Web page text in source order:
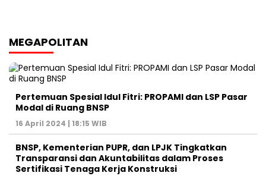
MEGAPOLITAN
Pertemuan Spesial Idul Fitri: PROPAMI dan LSP Pasar
Modal di Ruang BNSP
16 April 2024 | 18:15 WIB
BNSP, Kementerian PUPR, dan LPJK Tingkatkan
Transparansi dan Akuntabilitas dalam Proses
Sertifikasi Tenaga Kerja Konstruksi